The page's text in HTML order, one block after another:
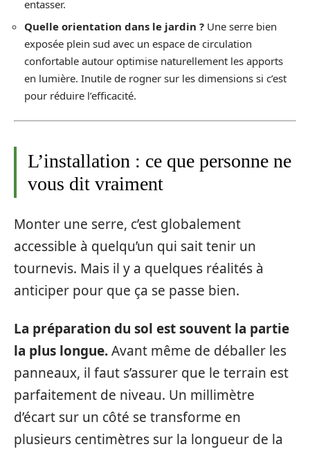
entasser.
Quelle orientation dans le jardin ? Une serre bien
exposée plein sud avec un espace de circulation
confortable autour optimise naturellement les apports
en lumière. Inutile de rogner sur les dimensions si c’est
pour réduire l’efficacité.
L’installation : ce que personne ne
vous dit vraiment
Monter une serre, c’est globalement
accessible à quelqu’un qui sait tenir un
tournevis. Mais il y a quelques réalités à
anticiper pour que ça se passe bien.
La préparation du sol est souvent la partie
la plus longue.Avant même de déballer les
panneaux, il faut s’assurer que le terrain est
parfaitement de niveau. Un millimètre
d’écart sur un côté se transforme en
plusieurs centimètres sur la longueur de la